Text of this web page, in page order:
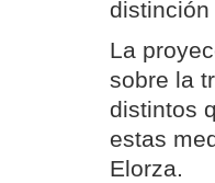
distinción
La
sobre la
distintos
estas
Elorza.